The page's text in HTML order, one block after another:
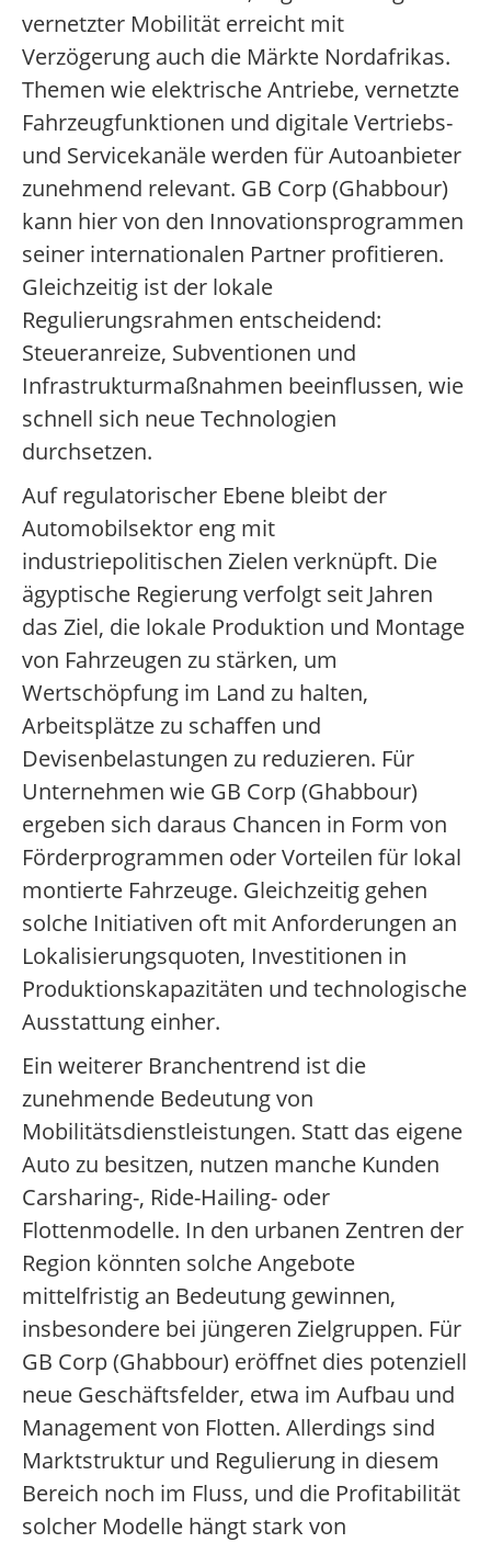
vernetzter Mobilität erreicht mit
Verzögerung auch die Märkte Nordafrikas.
Themen wie elektrische Antriebe, vernetzte
Fahrzeugfunktionen und digitale Vertriebs-
und Servicekanäle werden für Autoanbieter
zunehmend relevant. GB Corp (Ghabbour)
kann hier von den Innovationsprogrammen
seiner internationalen Partner profitieren.
Gleichzeitig ist der lokale
Regulierungsrahmen entscheidend:
Steueranreize, Subventionen und
Infrastrukturmaßnahmen beeinflussen, wie
schnell sich neue Technologien
durchsetzen.
Auf regulatorischer Ebene bleibt der
Automobilsektor eng mit
industriepolitischen Zielen verknüpft. Die
ägyptische Regierung verfolgt seit Jahren
das Ziel, die lokale Produktion und Montage
von Fahrzeugen zu stärken, um
Wertschöpfung im Land zu halten,
Arbeitsplätze zu schaffen und
Devisenbelastungen zu reduzieren. Für
Unternehmen wie GB Corp (Ghabbour)
ergeben sich daraus Chancen in Form von
Förderprogrammen oder Vorteilen für lokal
montierte Fahrzeuge. Gleichzeitig gehen
solche Initiativen oft mit Anforderungen an
Lokalisierungsquoten, Investitionen in
Produktionskapazitäten und technologische
Ausstattung einher.
Ein weiterer Branchentrend ist die
zunehmende Bedeutung von
Mobilitätsdienstleistungen. Statt das eigene
Auto zu besitzen, nutzen manche Kunden
Carsharing-, Ride-Hailing- oder
Flottenmodelle. In den urbanen Zentren der
Region könnten solche Angebote
mittelfristig an Bedeutung gewinnen,
insbesondere bei jüngeren Zielgruppen. Für
GB Corp (Ghabbour) eröffnet dies potenziell
neue Geschäftsfelder, etwa im Aufbau und
Management von Flotten. Allerdings sind
Marktstruktur und Regulierung in diesem
Bereich noch im Fluss, und die Profitabilität
solcher Modelle hängt stark von